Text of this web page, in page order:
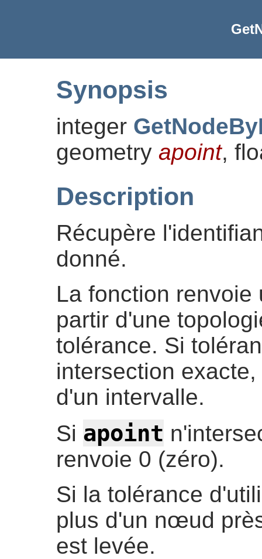
Synopsis
integer
geometry apoint,
Description
Récupère
donné.
La fonction
partir d'une
tolérance. Si
intersection
d'un intervalle.
Si apoint
renvoie 0 (zéro).
Si la tolérance
plus d'un nœud
est levée.